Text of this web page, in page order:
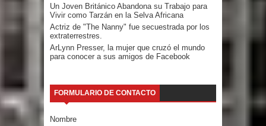
Un Joven Británico Abandona su Trabajo para
Vivir como Tarzán en la Selva Africana
Actriz de "The Nanny" fue secuestrada por los
extraterrestres.
ArLynn Presser, la mujer que cruzó el mundo
para conocer a sus amigos de Facebook
FORMULARIO DE CONTACTO
Nombre